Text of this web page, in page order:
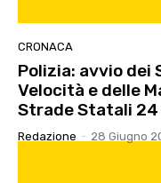
CRONACA
Polizia: avvio dei
Velocità e delle
Strade Statali 24
Redazione - 28 Giugno